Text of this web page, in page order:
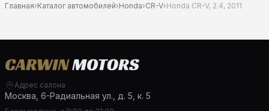
Главная›Каталог автомобилей›Honda›CR-V›Honda CR-V, 2.4, 2011
Адрес салона
Москва, 6-Радиальная ул., д. 5, к. 5